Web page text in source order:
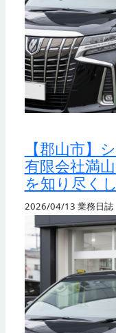
【郡山市】
有限会社満
を知り尽く
2026/04/13 業務日誌